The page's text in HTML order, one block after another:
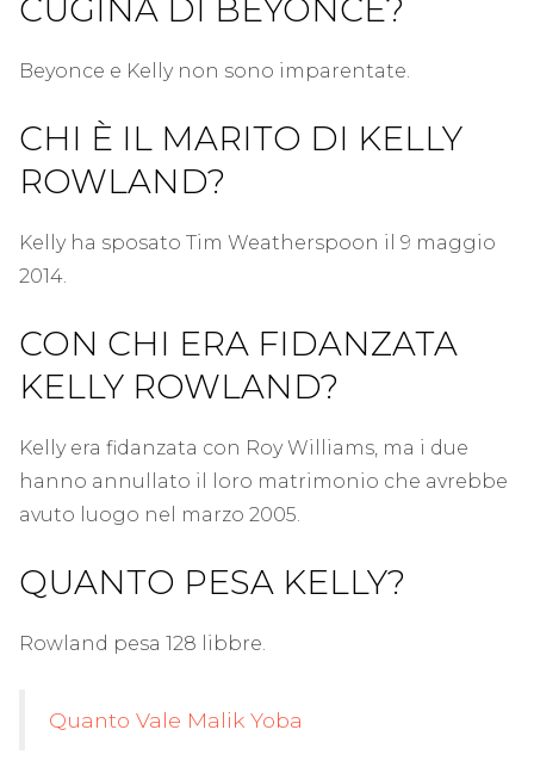
CUGINA DI BEYONCE?
Beyonce e Kelly non sono imparentate.
CHI È IL MARITO DI KELLY
ROWLAND?
Kelly ha sposato Tim Weatherspoon il 9 maggio
2014.
CON CHI ERA FIDANZATA
KELLY ROWLAND?
Kelly era fidanzata con Roy Williams, ma i due
hanno annullato il loro matrimonio che avrebbe
avuto luogo nel marzo 2005.
QUANTO PESA KELLY?
Rowland pesa 128 libbre.
Quanto Vale Malik Yoba